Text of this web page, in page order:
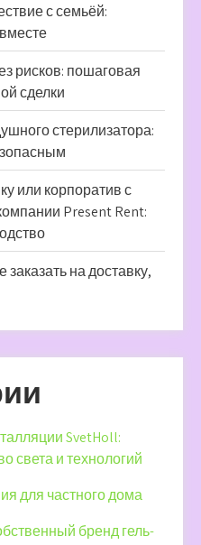
с семьёй:
рисков: пошаговая
сделки
стерилизатора:
или корпоратив с
Present Rent:
на доставку,
SvetHoll:
света и технологий
для частного дома
бренд гель-